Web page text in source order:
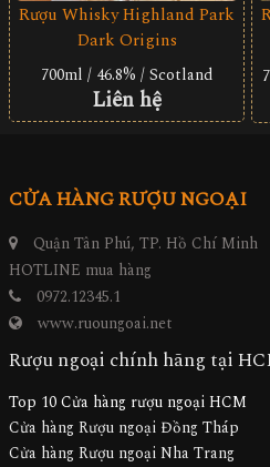
Rượu Whisky Highland Park
Dark Origins
700ml / 46.8% / Scotland
Liên hệ
CỬA HÀNG RƯỢU NGOẠI
Quận Tân Phú, TP. Hồ Chí Minh
HOTLINE mua hàng
0972.12345.1
www.ruoungoai.net
Rượu ngoại chính hãng tại
Top 10 Cửa hàng rượu ngoại HCM
Cửa hàng Rượu ngoại Đồng Tháp
Cửa hàng Rượu ngoại Nha Trang